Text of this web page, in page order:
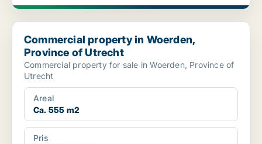
Commercial property in Woerden, Province of Utrecht
Commercial property in Woerden,
Province of Utrecht
Commercial property for sale in Woerden, Province of
Utrecht
Areal
Ca. 555 m2
Pris